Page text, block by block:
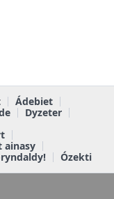
Ádebiet
Dyzeter
ainasy
Ózekti